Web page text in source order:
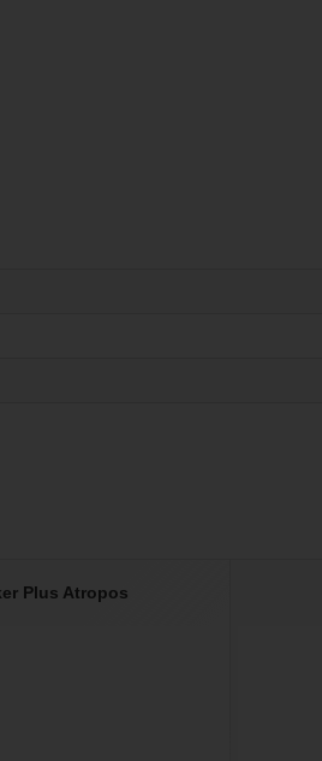
Plus Atropos